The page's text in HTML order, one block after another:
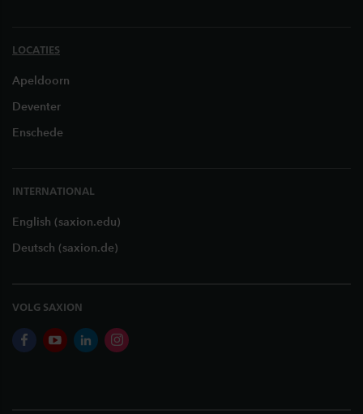
LOCATIES
Apeldoorn
Deventer
Enschede
INTERNATIONAL
English (saxion.edu)
Deutsch (saxion.de)
VOLG SAXION
facebookyoutubelinkedininstagram